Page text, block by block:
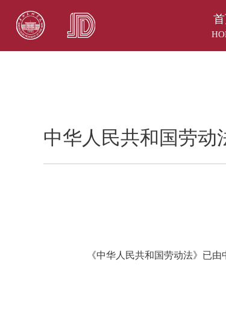
中华人民共和国劳动
《中华人民共和国劳动法》已由中